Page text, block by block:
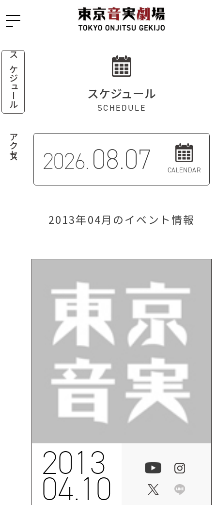
スケジュール
アクセス
スケジュール
SCHEDULE
2026.08.07 CALENDAR
2013年04月のイベント情報
2013
04.10